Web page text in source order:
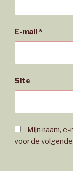
E-mail *
Site
Mijn naam,
voor de